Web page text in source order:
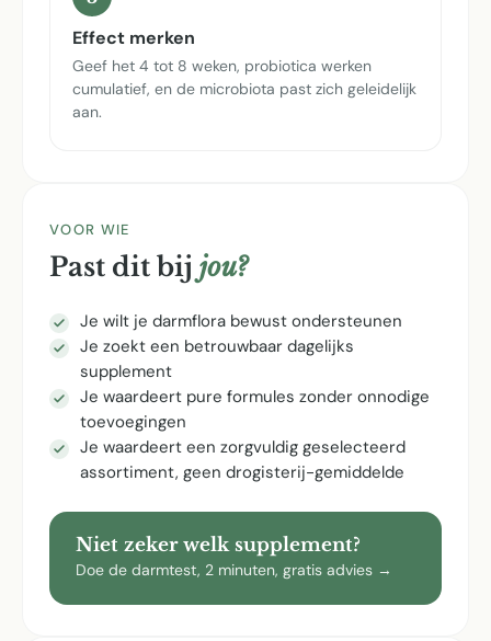
Effect merken
Geef het 4 tot 8 weken, probiotica werken
cumulatief, en de microbiota past zich geleidelijk
aan.
VOOR WIE
Past dit bij jou?
Je wilt je darmflora bewust ondersteunen
Je zoekt een betrouwbaar dagelijks
supplement
Je waardeert pure formules zonder onnodige
toevoegingen
Je waardeert een zorgvuldig geselecteerd
assortiment, geen drogisterij-gemiddelde
Niet zeker welk supplement?
Doe de darmtest, 2 minuten, gratis advies →